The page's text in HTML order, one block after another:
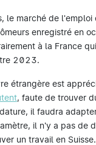
le marché de l'emploi
enregistré en
à la France
2023.
étrangère est
, faute de trouver
il faudra
il n'y a pas de
un travail en